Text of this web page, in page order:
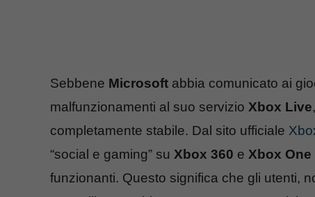
Sebbene Microsoft abbia comunicato ai
malfunzionamenti al suo servizio Xbox Live
completamente stabile. Dal sito ufficiale
“social e gaming” su Xbox 360 e Xbox One
funzionanti. Questo significa che gli utenti,